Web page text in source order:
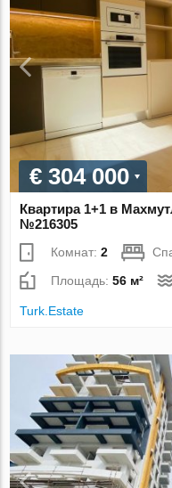
€ 304 000
Квартира 1+1 в
№216305
Комнат:2
Площадь:56 м²
Turk.Estate